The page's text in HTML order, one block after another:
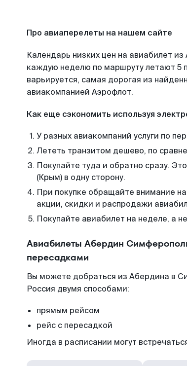
Про авиаперелеты на нашем сайте
Календарь низких цен на авиабилет
каждую неделю по маршруту летают 5
варьируется, самая дорогая из
авиакомпанией Аэрофлот.
Как еще сэкономить используя
У разных авиакомпаний услуги по
Лететь транзитом дешево, по
Покупайте туда и обратно сразу.
(Крым) в одну сторону.
При покупке обращайте внимание
акции, скидки и распродажи
Покупайте авиабилет на неделе, а
Авиабилеты Абердин
пересадками
Вы можете добраться из Абердина в
Россия двумя способами:
прямым рейсом
рейс с пересадкой
Иногда в расписании могут